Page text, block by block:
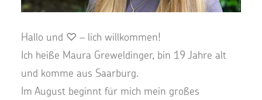
Hallo und ♡ – lich willkommen!
Ich heiße Maura Greweldinger, bin 19 Jahre alt
und komme aus Saarburg.
Im August beginnt für mich mein großes